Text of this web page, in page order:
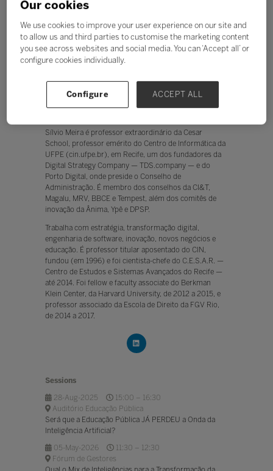
Silvio Meira
Cientista-chefe da TDS.company
Sílvio Meira é professor extraordinário da Cesar
School, professor emérito do Centro de Informática da
UFPE (cin.ufpe.br), em Recife, um dos fundadores da
Digital Strategy Company — TDS.company — e do
Porto Digital, onde preside o Conselho de
Administração. É membro dos conselhos da CI&T,
Magalu, MRV, BBCE e Tempest, além dos comitês de
inovação da Ânima, Ypê e DPSP.
Trabalha com estratégia, transformação digital,
engenharia de software, inovação, novos negócios e
educação. É professor titular aposentado do CIN,
fundou (em 1996) e foi cientista-chefe do C.E.S.A.R. —
Centro de Estudos e Sistemas Avançados do Recife —
até 2014. Foi fellow e faculty associate do Berkman
Klein Center, da Harvard University, de 2012 a 2015, e
professor associado da Escola de Direito da FGV Rio,
de 2014 a 2017.
Sessions
28-Aug-2025
15:00 – 16:30
Auditório Educação Pública
Será que a Educação Pública JÁ PERDEU a Onda da
Inteligência Artificial?
05-May-2026
11:30 – 12:30
Fórum de Gestores
Our cookies
We use cookies to improve your user experience on our site and
to allow us and third parties to customise the marketing content
you see across websites and social media. You can ‘Accept all’ or
configure cookies individually.
Configure ACCEPT ALL